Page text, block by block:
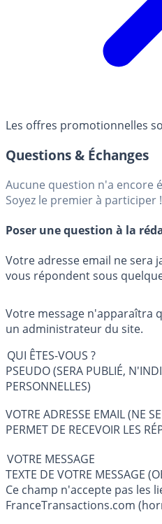
Les offres promotionnelles
Questions & Échanges
Aucune question n'a encore
Soyez le premier à participer !
Poser une question à la
Votre adresse email ne sera
vous répondent sous
Votre message n'apparaîtra
un administrateur du site.
QUI ÊTES-VOUS ?
PSEUDO (SERA PUBLIÉ,
PERSONNELLES)
VOTRE ADRESSE EMAIL (NE
PERMET DE RECEVOIR LES
VOTRE MESSAGE
Ce champ n'accepte pas les
FranceTransactions.com